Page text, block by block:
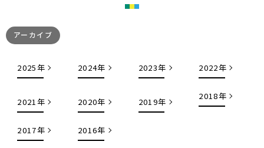
アーカイブ
2025年 2024年 2023年 2022年
2021年 2020年 2019年
2018年
2017年 2016年